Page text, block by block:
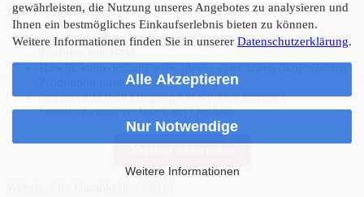
gewährleisten, die Nutzung unseres Angebotes zu analysieren und
Ihnen ein bestmögliches Einkaufserlebnis bieten zu können.
Weitere Informationen finden Sie in unserer Datenschutzerklärung.
Alle Akzeptieren
Nur Notwendige
Weitere Informationen
Idee & Geschichte
Als ein Familienbetrieb im Anbau von Vitalpilzen mit einer
Produktion umsetzen.
Neben ehrlichem Umgang mit Kunden setzt der
Familienbetrieb zu 100% auf Qualität.